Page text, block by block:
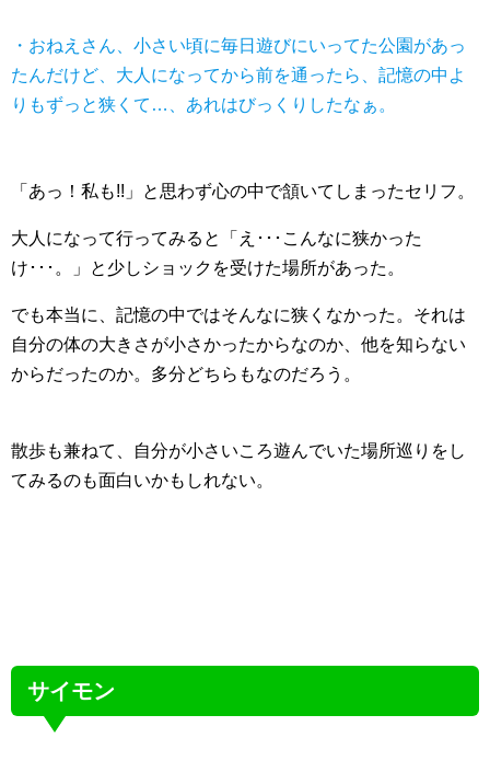
・おねえさん、小さい頃に毎日遊びにいってた公園があっ
たんだけど、大人になってから前を通ったら、記憶の中よ
りもずっと狭くて…、あれはびっくりしたなぁ。
「あっ！私も!!」と思わず心の中で頷いてしまったセリフ。
大人になって行ってみると「え･･･こんなに狭かった
け･･･。」と少しショックを受けた場所があった。
でも本当に、記憶の中ではそんなに狭くなかった。それは
自分の体の大きさが小さかったからなのか、他を知らない
からだったのか。多分どちらもなのだろう。
散歩も兼ねて、自分が小さいころ遊んでいた場所巡りをし
てみるのも面白いかもしれない。
サイモン